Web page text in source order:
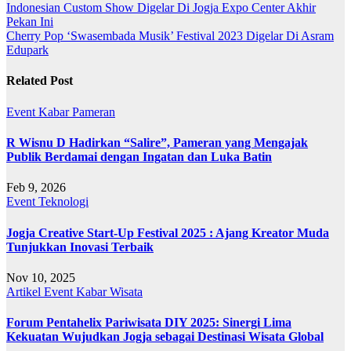
Indonesian Custom Show Digelar Di Jogja Expo Center Akhir
Pekan Ini
Cherry Pop ‘Swasembada Musik’ Festival 2023 Digelar Di Asram
Edupark
Related Post
Event KabarPameran
R Wisnu D Hadirkan “Salire”, Pameran yang Mengajak
Publik Berdamai dengan Ingatan dan Luka Batin
Feb 9, 2026
Event Teknologi
Jogja Creative Start-Up Festival 2025 : Ajang Kreator Muda
Tunjukkan Inovasi Terbaik
Nov 10, 2025
Artikel Event KabarWisata
Forum Pentahelix Pariwisata DIY 2025: Sinergi Lima
Kekuatan Wujudkan Jogja sebagai Destinasi Wisata Global